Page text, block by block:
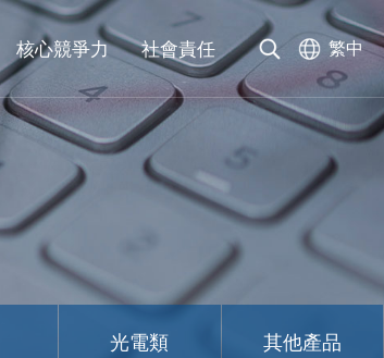
核心競爭力 社會責任 繁中
光電類 其他產品